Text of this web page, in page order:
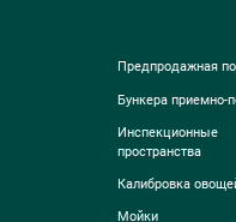
Предпродажная
Бункера приемно-
Инспекционные
пространства
Калибровка
Мойки